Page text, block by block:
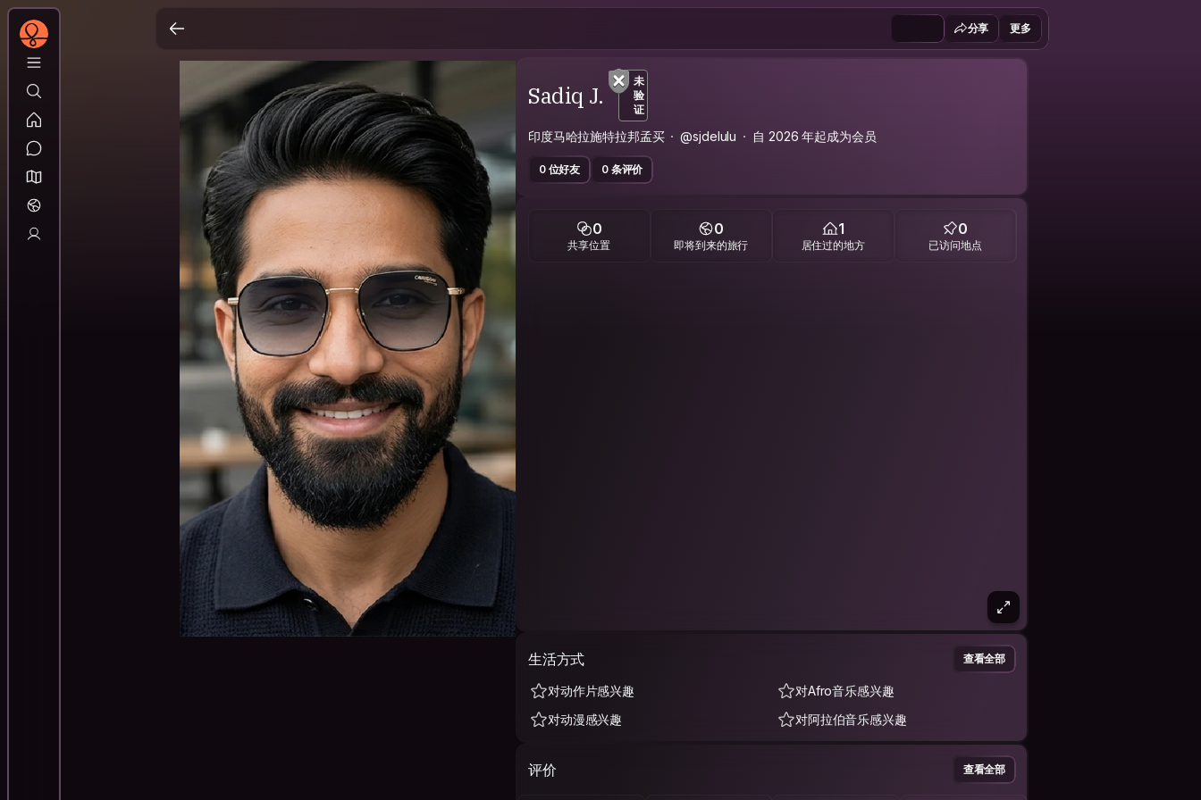
分享 更多
Sadiq J.
未
验
证
印度马哈拉施特拉邦孟买 @sjdelulu 自 2026 年起成为会员
0 位好友 0 条评价
0
共享位置
0
即将到来的旅行
1
居住过的地方
0
已访问地点
生活方式 查看全部
对动作片感兴趣
对Afro音乐感兴趣
对动漫感兴趣
对阿拉伯音乐感兴趣
评价 查看全部